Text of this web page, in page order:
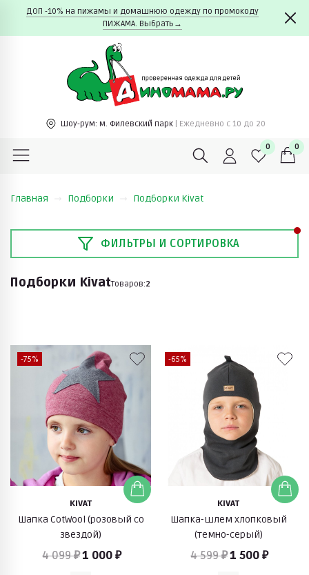
ДОП -10% на пижамы и домашнюю одежду по промокоду
ПИЖАМА. Выбрать→
Шоу-рум: м. Филевский парк | Ежедневно c 10 до 20
0 0
Главная Подборки Подборки Kivat
ФИЛЬТРЫ И СОРТИРОВКА
Подборки KivatТоваров:2
-75%
KIVAT
Шапка CotWool (розовый со
звездой)
4 099 ₽1 000 ₽
-65%
KIVAT
Шапка-шлем хлопковый
(темно-серый)
4 599 ₽1 500 ₽